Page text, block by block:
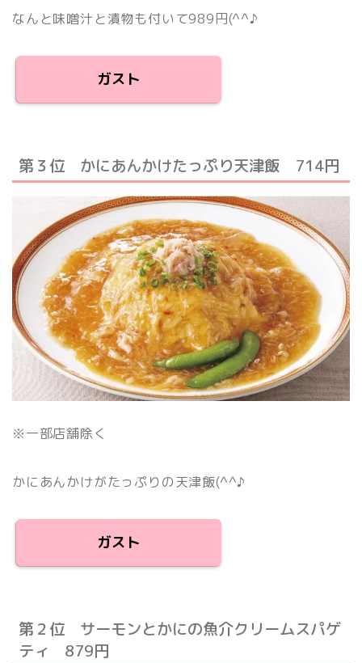
なんと味噌汁と漬物も付いて989円(^^♪
ガスト
第３位 かにあんかけたっぷり天津飯 714円
※一部店舗除く
かにあんかけがたっぷりの天津飯(^^♪
ガスト
第２位 サーモンとかにの魚介クリームスパゲ
ティ 879円